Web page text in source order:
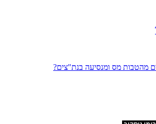
מהטבות מס ומנסיעה בנת"צים?